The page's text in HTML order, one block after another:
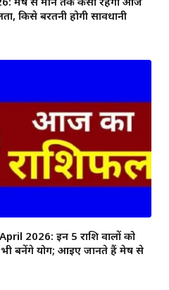
किसे बरतनी होगी सावधानी
2026: इन 5 राशि वालों को
बनेंगे योग; आइए जानते हैं मेष से